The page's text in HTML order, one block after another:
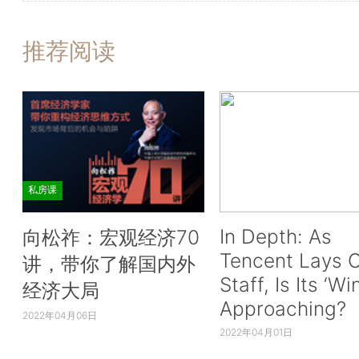
推荐阅读
私房课
向松祚：宏观经济70
讲，带你了解国内外
经济大局
2022年04月06日
In Depth: As
Tencent Lays
Staff, Is Its
Approaching?
2022年04月01日